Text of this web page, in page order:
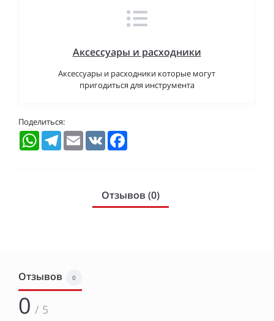
Аксессуары и расходники
Аксессуары и расходники которые могут
пригодиться для инструмента
Поделиться:
WhatsAppTelegramEmail VK
Отзывов (0)
Отзывов 0
0 / 5